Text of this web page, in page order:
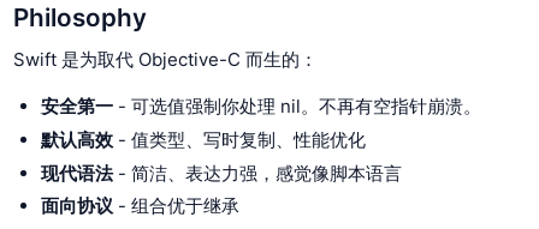
Philosophy
Swift 是为取代 Objective-C 而生的：
安全第一- 可选值强制你处理 nil。不再有空指针崩溃。
默认高效- 值类型、写时复制、性能优化
现代语法- 简洁、表达力强，感觉像脚本语言
面向协议 - 组合优于继承